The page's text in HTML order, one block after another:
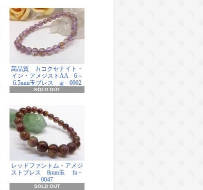
高品質 カコクセナイト・
イン・アメジストAA 6～
6.5mm玉ブレス aj－0002
SOLD OUT
レッドファントム・アメジ
ストブレス 8mm玉 fa－
0047
SOLD OUT